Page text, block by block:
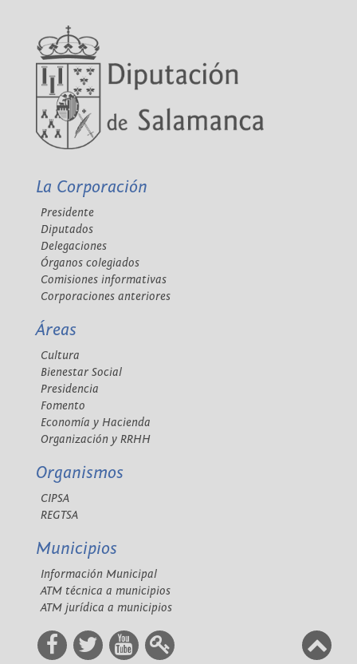
La Corporación
Presidente
Diputados
Delegaciones
Órganos colegiados
Comisiones informativas
Corporaciones anteriores
Áreas
Cultura
Bienestar Social
Presidencia
Fomento
Economía y Hacienda
Organización y RRHH
Organismos
CIPSA
REGTSA
Municipios
Información Municipal
ATM técnica a municipios
ATM jurídica a municipios